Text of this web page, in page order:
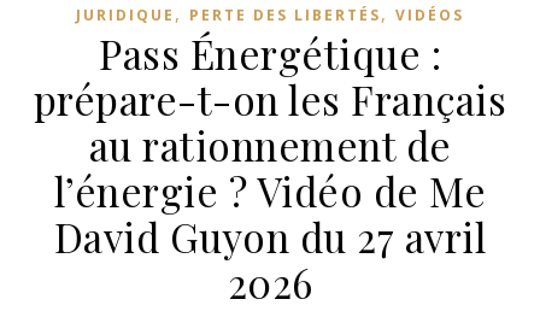
JURIDIQUE , PERTE DES LIBERTÉS, VIDÉOS
Pass Énergétique :
prépare-t-on les Français
au rationnement de
l’énergie ? Vidéo de Me
David Guyon du 27 avril
2026